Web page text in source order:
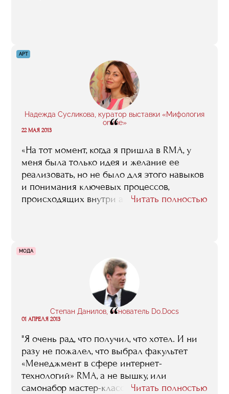
рядом ходят ваши потенциальные
работодатели, инвесторы, команда вашей
мечты, в конце концов"
АРТ
Надежда Сусликова, куратор выставки «Мифология
online»
“
22 МАЯ 2013
«На тот момент, когда я пришла в RMA, у
меня была только идея и желание ее
реализовать, но не было для этого навыков
и понимания ключевых процессов,
происходящих внутри арт-рынка. И только
прояснить для себя какие-то вещи,
связанные с транспортировкой предметов
искусства, пиаром выставочных проектов,
особенностями монтажа и т.д. А это очень
важная информация, когда делаешь
выставку "с нуля"»
Читать полностью
МОДА
Степан Данилов, основатель Do.Docs
“
01 АПРЕЛЯ 2013
"Я очень рад, что получил, что хотел. И ни
разу не пожалел, что выбрал факультет
«Менеджмент в сфере интернет-
технологий» RMA, а не вышку, или
самонабор мастер-классов. И я, правда,
Читать полностью